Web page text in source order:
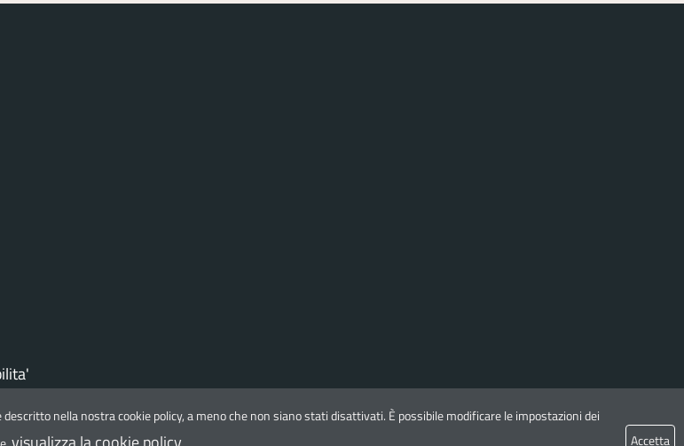
Seguici su:
nella nostra cookie policy, a meno che non siano stati disattivati. È possibile modificare le impostazioni dei
Accetta